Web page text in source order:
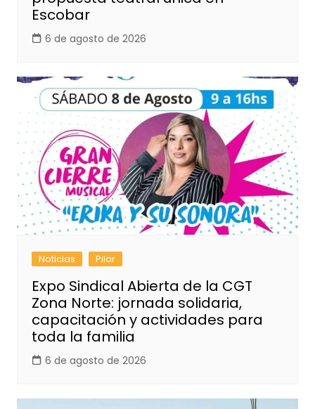
Escobar
6 de agosto de 2026
Noticias Pilar
Expo Sindical Abierta de la CGT
Zona Norte: jornada solidaria,
capacitación y actividades para
toda la familia
6 de agosto de 2026